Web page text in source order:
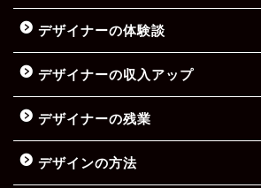
デザイナーの体験談
デザイナーの収入アップ
デザイナーの残業
デザインの方法